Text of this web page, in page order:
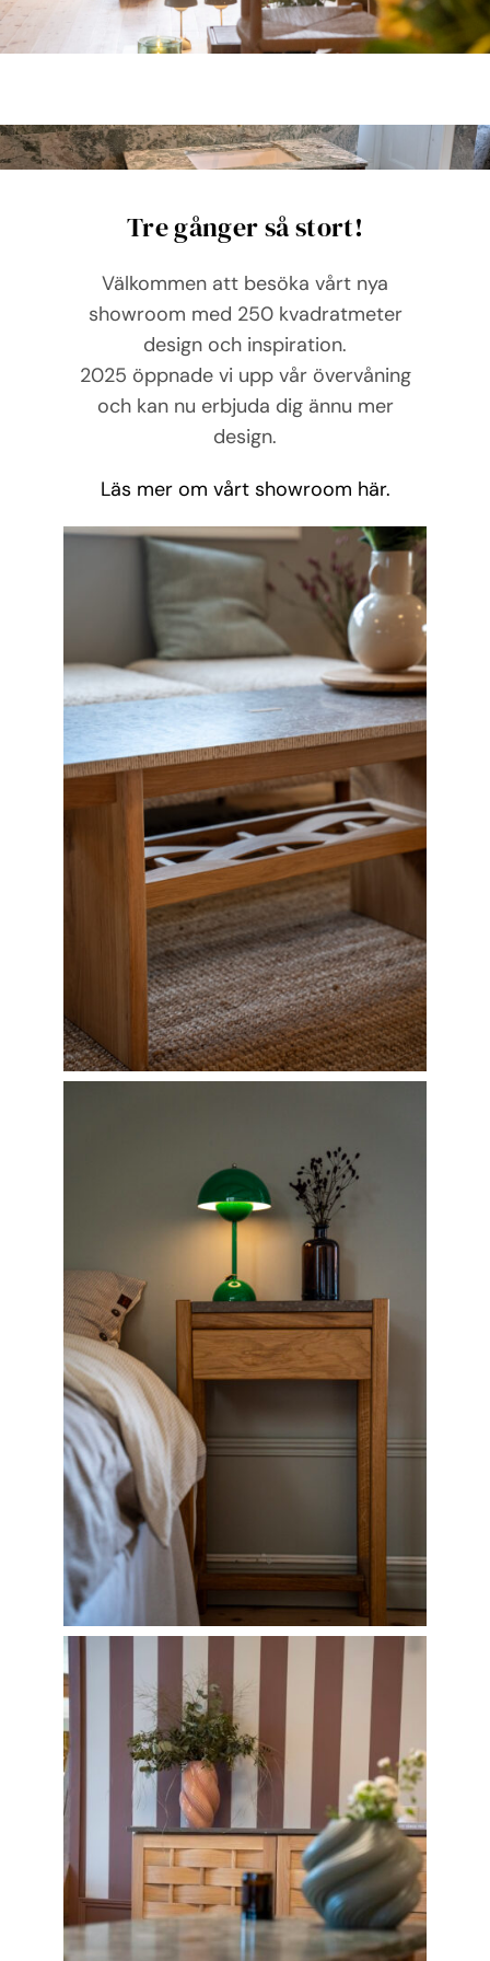
Tre gånger så stort!
Välkommen att besöka vårt nya
showroom med 250 kvadratmeter
design och inspiration.
2025 öppnade vi upp vår övervåning
och kan nu erbjuda dig ännu mer
design.
Läs mer om vårt showroom här.